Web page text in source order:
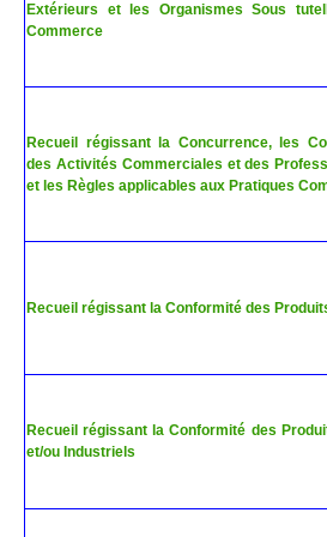
Extérieurs et les Organismes Sous
Commerce
Recueil régissant la Concurrence, les
des Activités Commerciales et des
et les Règles applicables aux Pratiques
Recueil régissant la Conformité des
Recueil régissant la Conformité des
et/ou Industriels